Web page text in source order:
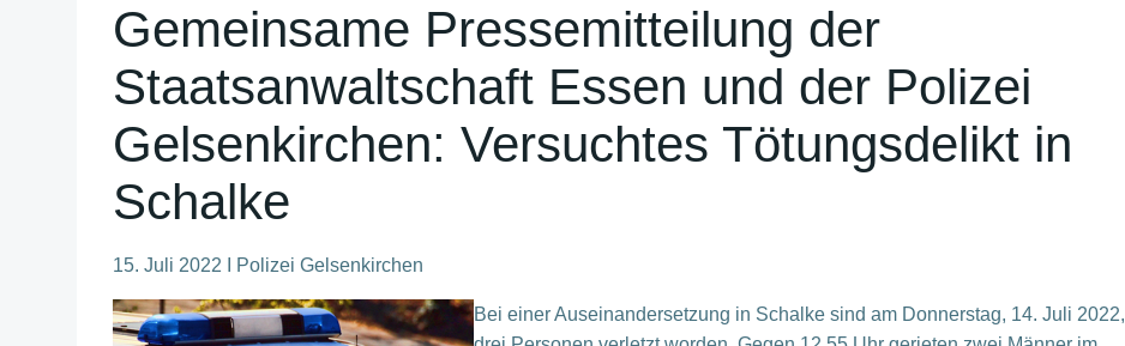
Gemeinsame Pressemitteilung der
Staatsanwaltschaft Essen und der Polizei
Gelsenkirchen: Versuchtes Tötungsdelikt in
Schalke
15. Juli 2022 I Polizei Gelsenkirchen
Bei einer Auseinandersetzung in Schalke sind am Donnerstag, 14. Juli 2022,